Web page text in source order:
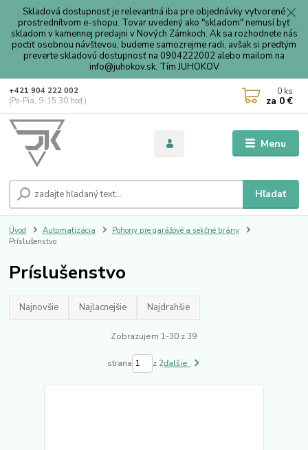
Skladová dostupnosť je relevantná iba pre objednávky vytvorené
prostrednítvom e-shopu. Tovar uvedený ako "skladom" nemusí byť
skladom v kamennej predajni v Nových Zámkoch. Ak sa rozhodnete nás
poctiť osobnou návštevou, budeme samozrejme radi, avšak si predtým
preverte skladovú dostupnosť na 0904222002 alebo mailom na
info@juhokov.sk. Tím JUHOKOV
Menu
Hľadať
+421 904 222 002
(Po-Pia, 9-15.30 hod.)
0 ks
za 0 €
Úvod Automatizácia
Pohony pre garážové a sekčné brány
Príslušenstvo
Príslušenstvo
Najnovšie Najlacnejšie Najdrahšie
Zobrazujem 1-30 z 39
strana z 2ďalšie